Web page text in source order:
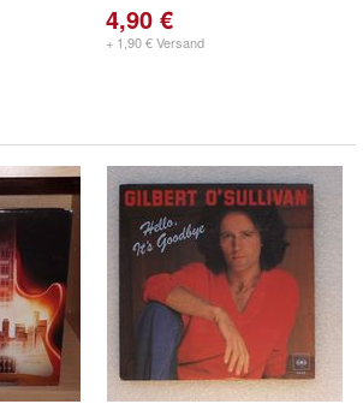
4,90 €
+ 1,90 € Versand